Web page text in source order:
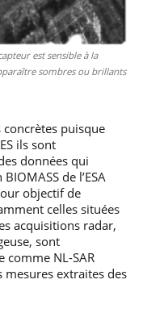
est sensible à la
sombres ou brillants
puisque
ils sont
données qui
de l’ESA
objectif de
celles situées
acquisitions radar,
sont
NL-SAR
extraites des